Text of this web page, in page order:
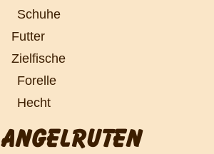
Schuhe
Futter
Zielfische
Forelle
Hecht
ANGELRUTEN